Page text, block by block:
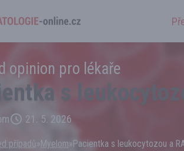
opinion pro lékaře
s
21. 5. 2026
případů» Myelom»Pacientka s leukocytozou a